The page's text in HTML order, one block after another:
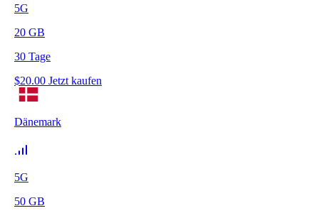
5G
20 GB
30 Tage
$20.00 Jetzt kaufen
Dänemark
5G
50 GB